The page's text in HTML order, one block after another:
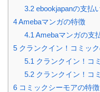
3.2ebookjapanの支払
4Amebaマンガの特徴
4.1 Amebaマンガの支
5 クランクイン！コミッ
5.1 クランクイン！コ
5.2クランクイン！コ
6 コミックシーモアの特徴